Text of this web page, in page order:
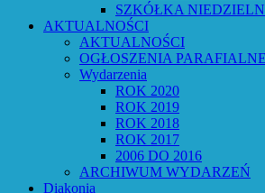
SZKÓŁKA
AKTUALNOŚCI
AKTUALNOŚCI
OGŁOSZENIA PARAFIALNE
Wydarzenia
ROK 2020
ROK 2019
ROK 2018
ROK 2017
2006 DO 2016
ARCHIWUM WYDARZEŃ
Diakonia